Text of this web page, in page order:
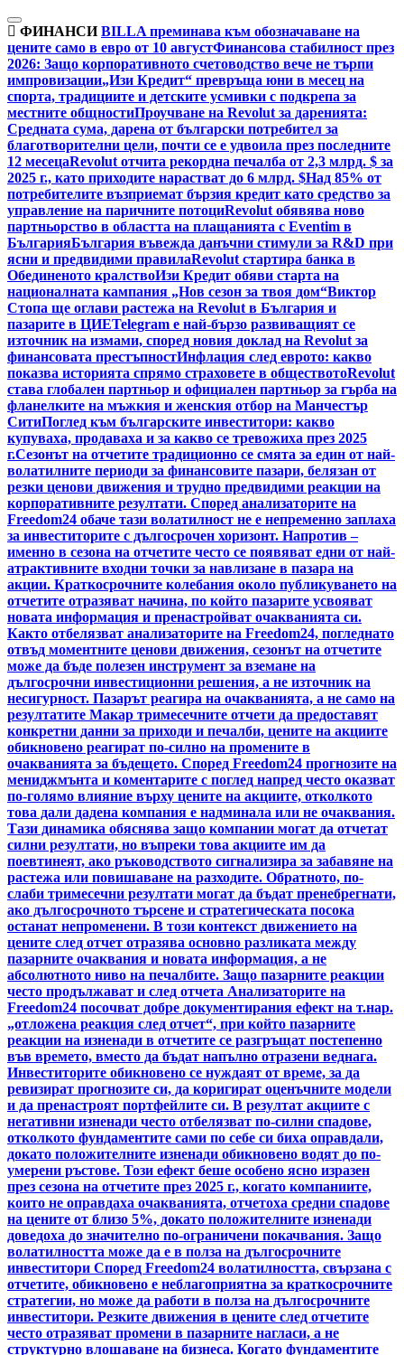
Skip
to
content
ФИНАНСИ BILLA преминава към обозначаване на
цените само в евро от 10 августФинансова стабилност през
2026: Защо корпоративното счетоводство вече не търпи
импровизации„Изи Кредит“ превръща юни в месец на
спорта, традициите и детските усмивки с подкрепа за
местните общностиПроучване на Revolut за даренията:
Средната сума, дарена от български потребител за
благотворителни цели, почти се е удвоила през последните
12 месецаRevolut отчита рекордна печалба от 2,3 млрд. $ за
2025 г., като приходите нарастват до 6 млрд. $Над 85% от
потребителите възприемат бързия кредит като средство за
управление на паричните потоциRevolut обявява ново
партньорство в областта на плащанията с Eventim в
БългарияБългария въвежда данъчни стимули за R&D при
ясни и предвидими правилаRevolut стартира банка в
Обединеното кралствоИзи Кредит обяви старта на
националната кампания „Нов сезон за твоя дом“Виктор
Стопа ще оглави растежа на Revolut в България и
пазарите в ЦИЕTelegram е най-бързо развиващият се
източник на измами, според новия доклад на Revolut за
финансовата престъпностИнфлация след еврото: какво
показва историята спрямо страховете в обществотоRevolut
става глобален партньор и официален партньор за гърба на
фланелките на мъжкия и женския отбор на Манчестър
СитиПоглед към българските инвеститори: какво
купуваха, продаваха и за какво се тревожиха през 2025
г.Сезонът на отчетите традиционно се смята за един от най-
волатилните периоди за финансовите пазари, белязан от
резки ценови движения и трудно предвидими реакции на
корпоративните резултати. Според анализаторите на
Freedom24 обаче тази волатилност не е непременно заплаха
за инвеститорите с дългосрочен хоризонт. Напротив –
именно в сезона на отчетите често се появяват едни от най-
атрактивните входни точки за навлизане в пазара на
акции. Краткосрочните колебания около публикуването на
отчетите отразяват начина, по който пазарите усвояват
новата информация и пренастройват очакванията си.
Както отбелязват анализаторите на Freedom24, погледнато
отвъд моментните ценови движения, сезонът на отчетите
може да бъде полезен инструмент за вземане на
дългосрочни инвестиционни решения, а не източник на
несигурност. Пазарът реагира на очакванията, а не само на
резултатите Макар тримесечните отчети да предоставят
конкретни данни за приходи и печалби, цените на акциите
обикновено реагират по-силно на промените в
очакванията за бъдещето. Според Freedom24 прогнозите на
мениджмънта и коментарите с поглед напред често оказват
по-голямо влияние върху цените на акциите, отколкото
това дали дадена компания е надминала или не очаквания.
Тази динамика обяснява защо компании могат да отчетат
силни резултати, но въпреки това акциите им да
поевтинеят, ако ръководството сигнализира за забавяне на
растежа или повишаване на разходите. Обратното, по-
слаби тримесечни резултати могат да бъдат пренебрегнати,
ако дългосрочното търсене и стратегическата посока
останат непроменени. В този контекст движението на
цените след отчет отразява основно разликата между
пазарните очаквания и новата информация, а не
абсолютното ниво на печалбите. Защо пазарните реакции
често продължават и след отчета Анализаторите на
Freedom24 посочват добре документирания ефект на т.нар.
„отложена реакция след отчет“, при който пазарните
реакции на изненади в отчетите се разгръщат постепенно
във времето, вместо да бъдат напълно отразени веднага.
Инвеститорите обикновено се нуждаят от време, за да
ревизират прогнозите си, да коригират оценъчните модели
и да пренастроят портфейлите си. В резултат акциите с
негативни изненади често отбелязват по-силни спадове,
отколкото фундаментите сами по себе си биха оправдали,
докато положителните изненади обикновено водят до по-
умерени ръстове. Този ефект беше особено ясно изразен
през сезона на отчетите през 2025 г., когато компаниите,
които не оправдаха очакванията, отчетоха средни спадове
на цените от близо 5%, докато положителните изненади
доведоха до значително по-ограничени покачвания. Защо
волатилността може да е в полза на дългосрочните
инвеститори Според Freedom24 волатилността, свързана с
отчетите, обикновено е неблагоприятна за краткосрочните
стратегии, но може да работи в полза на дългосрочните
инвеститори. Резките движения в цените след отчетите
често отразяват промени в пазарните нагласи, а не
структурно влошаване на бизнеса. Когато фундаментите